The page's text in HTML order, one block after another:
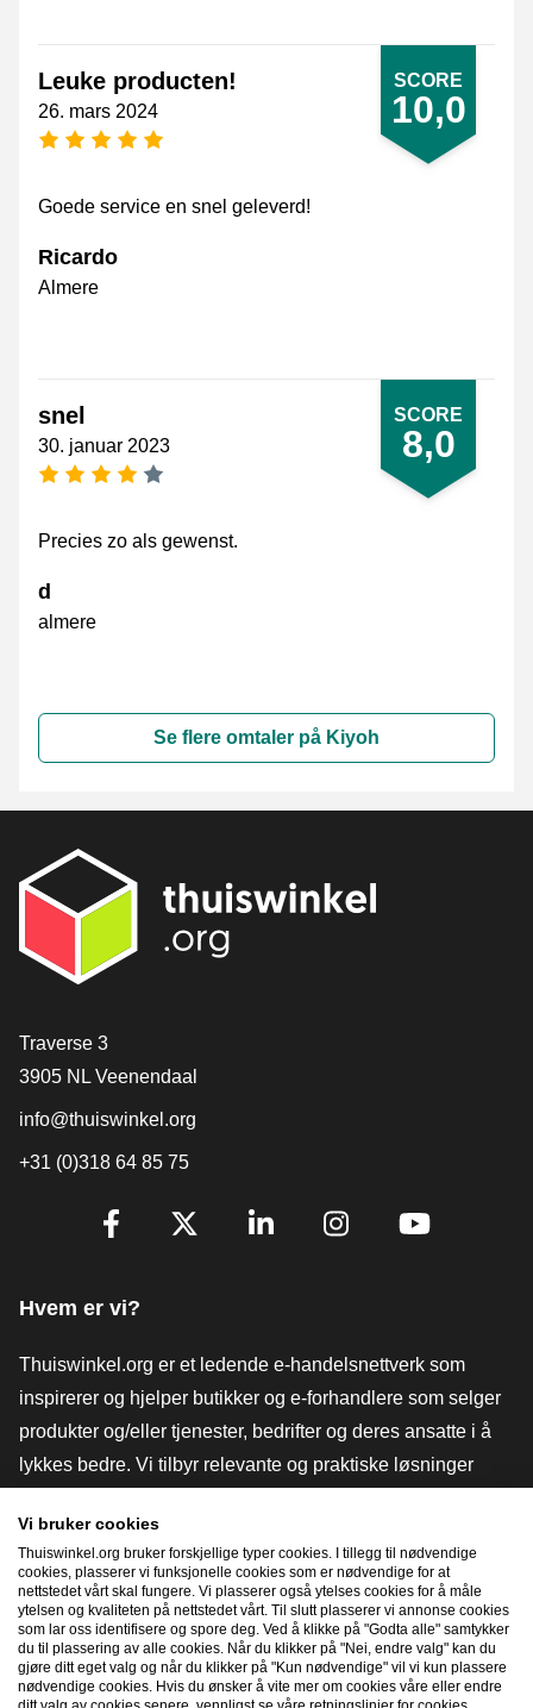
SCORE
10,0
Leuke producten!
26. mars 2024
[_General:NumberOfStarsPluralFormat]
Goede service en snel geleverd!
Ricardo
Almere
SCORE
8,0
snel
30. januar 2023
[_General:NumberOfStarsPluralFormat]
Precies zo als gewenst.
d
almere
Se flere omtaler på Kiyoh
[_General:Contact]
Traverse 3
3905 NL Veenendaal
info@thuiswinkel.org
+31 (0)318 64 85 75
[_General:SocialMediaTitle]
Hvem er vi?
Thuiswinkel.org er et ledende e-handelsnettverk som
inspirerer og hjelper butikker og e-forhandlere som selger
produkter og/eller tjenester, bedrifter og deres ansatte i å
lykkes bedre. Vi tilbyr relevante og praktiske løsninger
verktøy og råd, advokatvirksomhet, markedsundersøkelser,
og har vår egen utdanningsplattform, Thuiswinkel e-
Academy.
Naviger raskt
Vi bruker cookies
Thuiswinkel.org bruker forskjellige typer cookies. I tillegg til nødvendige
cookies, plasserer vi funksjonelle cookies som er nødvendige for at
nettstedet vårt skal fungere. Vi plasserer også ytelses cookies for å måle
ytelsen og kvaliteten på nettstedet vårt. Til slutt plasserer vi annonse cookies
som lar oss identifisere og spore deg. Ved å klikke på "Godta alle" samtykker
du til plassering av alle cookies. Når du klikker på "Nei, endre valg" kan du
gjøre ditt eget valg og når du klikker på "Kun nødvendige" vil vi kun plassere
nødvendige cookies. Hvis du ønsker å vite mer om cookies våre eller endre